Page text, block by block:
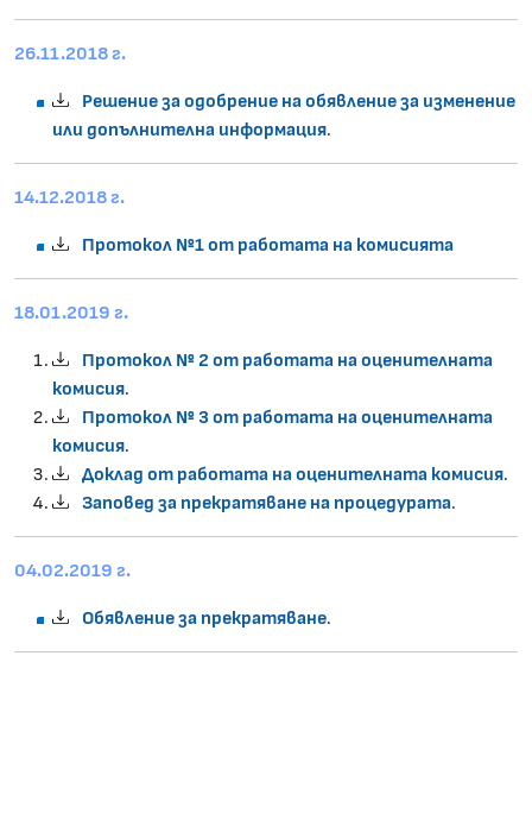
26.11.2018 г.
Решение за одобрение на обявление за изменение
или допълнителна информация.
14.12.2018 г.
Протокол №1 от работата на комисията
18.01.2019 г.
Протокол № 2 от работата на оценителната
комисия.
Протокол № 3 от работата на оценителната
комисия.
Доклад от работата на оценителната комисия.
Заповед за прекратяване на процедурата.
04.02.2019 г.
Обявление за прекратяване.